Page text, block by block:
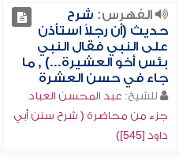
الفهرس: شرح
حديث (أن رجلاً استأذن
على النبي فقال النبي
بئس أخو العشيرة...) , ما
جاء في حسن العشرة
للشيخ: عبد المحسن العباد
جزء من محاضرة ( شرح سنن أبي
داود [545])